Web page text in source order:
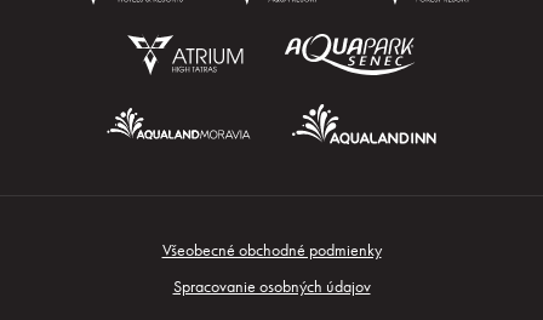
Prihlásiť sa
Všeobecné obchodné podmienky
Spracovanie osobných údajov